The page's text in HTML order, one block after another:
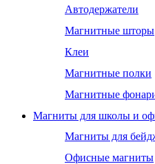
Автодержатели
Магнитные шторы
Клеи
Магнитные полки
Магнитные
Магниты для школы и
Магниты для
Офисные магниты